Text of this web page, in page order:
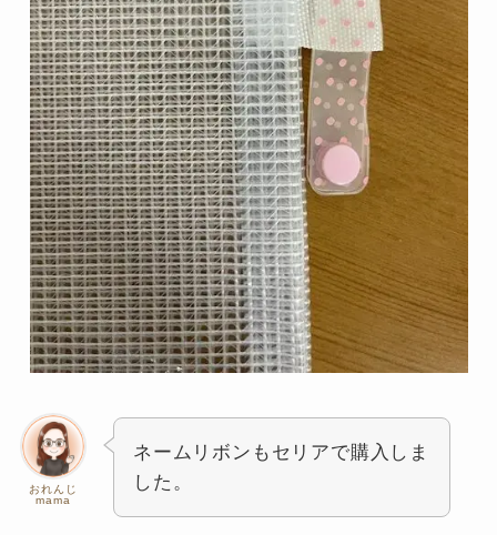
おれんじ
mama
ネームリボンもセリアで購入しま
した。